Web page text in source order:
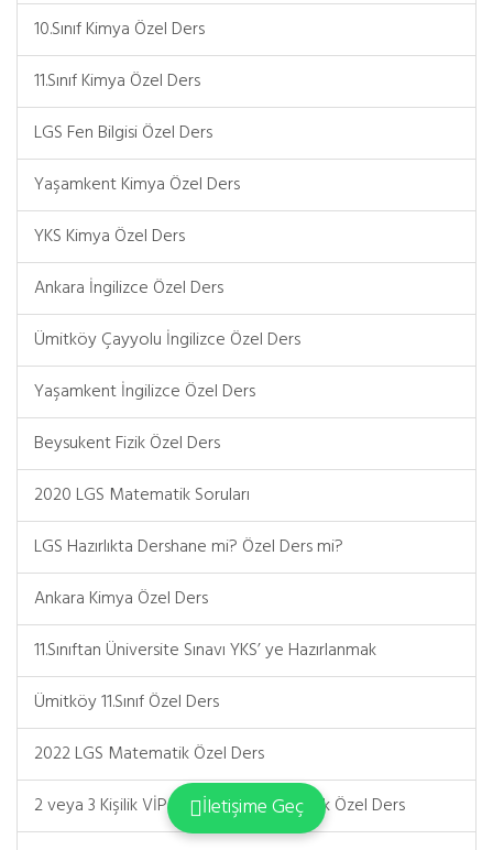
10.Sınıf Kimya Özel Ders
11.Sınıf Kimya Özel Ders
LGS Fen Bilgisi Özel Ders
Yaşamkent Kimya Özel Ders
YKS Kimya Özel Ders
Ankara İngilizce Özel Ders
Ümitköy Çayyolu İngilizce Özel Ders
Yaşamkent İngilizce Özel Ders
Beysukent Fizik Özel Ders
2020 LGS Matematik Soruları
LGS Hazırlıkta Dershane mi? Özel Ders mi?
Ankara Kimya Özel Ders
11.Sınıftan Üniversite Sınavı YKS’ ye Hazırlanmak
Ümitköy 11.Sınıf Özel Ders
2022 LGS Matematik Özel Ders
2 veya 3 Kişilik VİP Gruplarda Matematik Özel Ders
İletişime Geç